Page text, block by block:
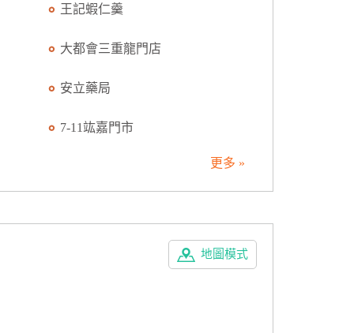
王記蝦仁羹
大都會三重龍門店
安立藥局
7-11竑嘉門市
更多 »
地圖模式